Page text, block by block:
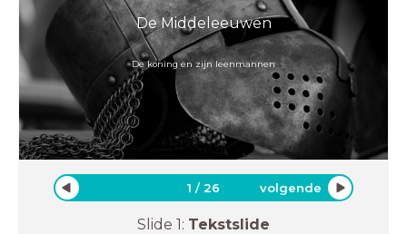
De Middeleeuwen
De koning en zijn leenmannen
1 /26 volgende
Slide 1: Tekstslide